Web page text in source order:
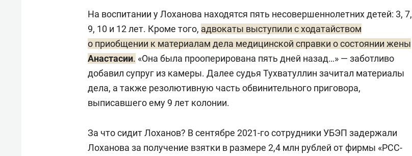
На воспитании у Лоханова находятся пять несовершеннолетних детей: 3, 7,
9, 10 и 12 лет. Кроме того, адвокаты выступили с ходатайством
о приобщении к материалам дела медицинской справки о состоянии жены
Анастасии. «Она была прооперирована пять дней назад…» — заботливо
добавил супруг из камеры. Далее судья Тухватуллин зачитал материалы
дела, а также резолютивную часть обвинительного приговора,
выписавшего ему 9 лет колонии.
За что сидит Лоханов? В сентябре 2021-го сотрудники УБЭП задержали
Лоханова за получение взятки в размере 2,4 млн рублей от фирмы «РСС-